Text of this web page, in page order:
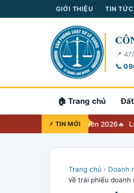
GIỚI THIỆU TIN TỨC
📍
📞
🏠 Trang chủ
⚡ TIN MỚI
tra cứu thẩm quyền 2026 Lãi suất
Trang chủ › Doanh
về trái phiếu doanh